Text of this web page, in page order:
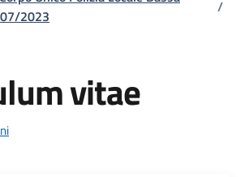
2023
/
vitae